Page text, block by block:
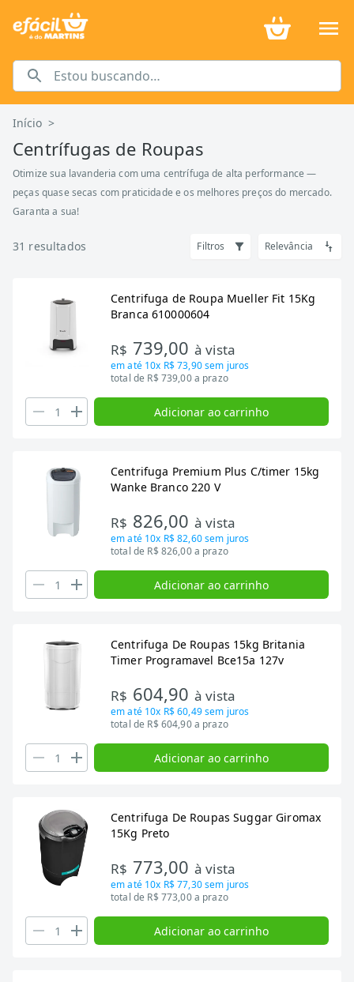
Início >
Centrífugas de Roupas
Otimize sua lavanderia com uma centrífuga de alta performance —
peças quase secas com praticidade e os melhores preços do mercado.
Garanta a sua!
31 resultados Filtros Relevância
Centrifuga de Roupa Mueller Fit 15Kg
Branca 610000604
R$ 739,00 à vista
em até 10x R$ 73,90sem juros
total de R$ 739,00 a prazo
Adicionar ao carrinho
Centrifuga Premium Plus C/timer 15kg
Wanke Branco 220 V
R$ 826,00 à vista
em até 10x R$ 82,60sem juros
total de R$ 826,00 a prazo
Adicionar ao carrinho
Centrifuga De Roupas 15kg Britania
Timer Programavel Bce15a 127v
R$ 604,90 à vista
em até 10x R$ 60,49sem juros
total de R$ 604,90 a prazo
Adicionar ao carrinho
Centrifuga De Roupas Suggar Giromax
15Kg Preto
R$ 773,00 à vista
em até 10x R$ 77,30sem juros
total de R$ 773,00 a prazo
Adicionar ao carrinho